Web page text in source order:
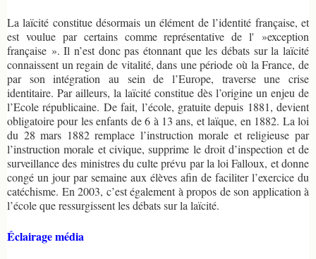
La laïcité constitue désormais un élément de l’identité française, et
est voulue par certains comme représentative de l' »exception
française ». Il n’est donc pas étonnant que les débats sur la laïcité
connaissent un regain de vitalité, dans une période où la France, de
par son intégration au sein de l’Europe, traverse une crise
identitaire. Par ailleurs, la laïcité constitue dès l’origine un enjeu de
l’Ecole républicaine. De fait, l’école, gratuite depuis 1881, devient
obligatoire pour les enfants de 6 à 13 ans, et laïque, en 1882. La loi
du 28 mars 1882 remplace l’instruction morale et religieuse par
l’instruction morale et civique, supprime le droit d’inspection et de
surveillance des ministres du culte prévu par la loi Falloux, et donne
congé un jour par semaine aux élèves afin de faciliter l’exercice du
catéchisme. En 2003, c’est également à propos de son application à
l’école que ressurgissent les débats sur la laïcité.
Éclairage média